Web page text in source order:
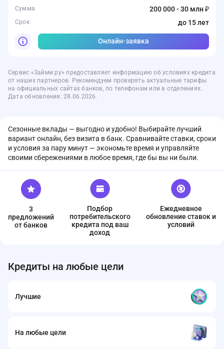
Сумма 200 000 - 30 млн ₽
Срок до 15 лет
Онлайн-заявка
Сервис «Займи.ру» предоставляет информацию об условиях кредита
от наших партнеров. Рекомендуем проверять актуальные тарифы
на официальных сайтах банков, по телефонам или в отделениях.
Дата обновления: 28.06.2026.
Сезонные вклады — выгодно и удобно! Выбирайте лучший
вариант онлайн, без визита в банк. Сравнивайте ставки, сроки
и условия за пару минут — экономьте время и управляйте
своими сбережениями в любое время, где бы вы ни были.
3
предложений
от банков
Подбор
потребительского
кредита под ваш
доход
Ежедневное
обновление ставок и
условий
Кредиты на любые цели
Лучшие
На любые цели